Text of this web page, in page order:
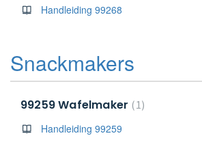
Handleiding 99268
Snackmakers
99259 Wafelmaker
1
Handleiding 99259